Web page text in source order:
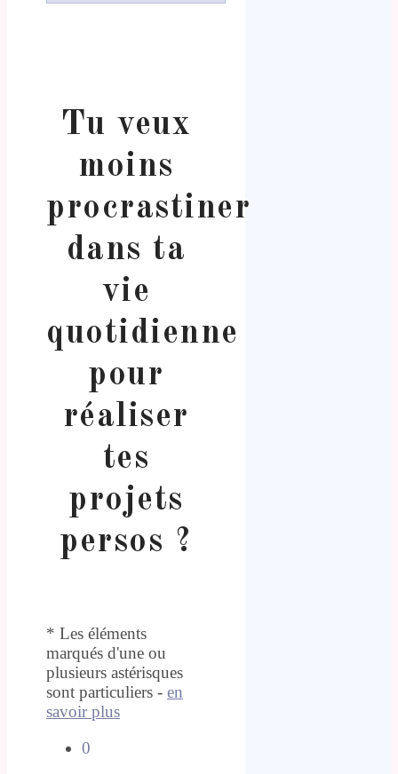
Tu veux
moins
procrastiner
dans ta
vie
quotidienne
pour
réaliser
tes
projets
persos ?
* Les éléments
marqués d'une ou
plusieurs astérisques
sont particuliers - en
savoir plus
0